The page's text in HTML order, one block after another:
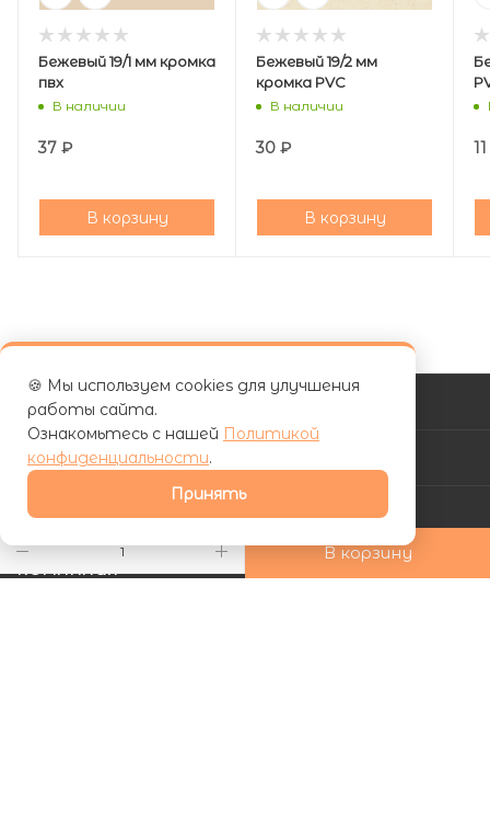
В корзину
Бежевый 19/1 мм кромка
пвх
В наличии
37 ₽
В корзину
Бежевый 19/2 мм
кромка PVC
В наличии
30 ₽
В корзину
11
КАТАЛОГ
АКЦИИ
УСЛУГИ
🍪 Мы используем cookies для улучшения
работы сайта.
Ознакомьтесь с нашей Политикой
конфиденциальности.
Принять